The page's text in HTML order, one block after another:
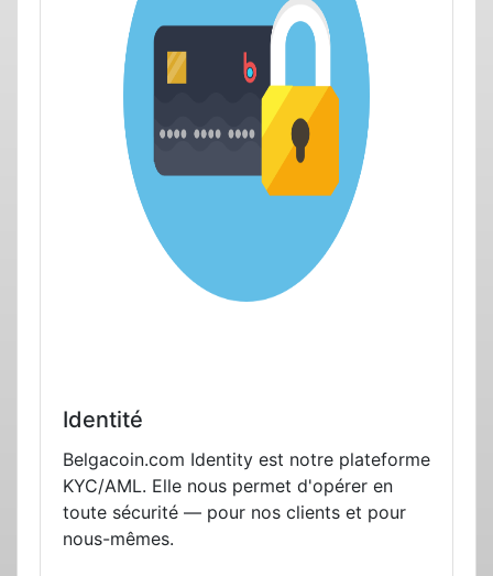
Identité
Belgacoin.com Identity est notre plateforme
KYC/AML. Elle nous permet d'opérer en
toute sécurité — pour nos clients et pour
nous-mêmes.